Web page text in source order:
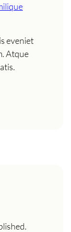
eveniet
Atque